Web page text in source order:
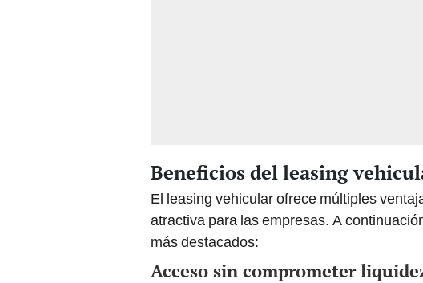
Beneficios del leasing
El leasing vehicular ofrece múltiples
atractiva para las empresas. A
más destacados:
Acceso sin comprometer